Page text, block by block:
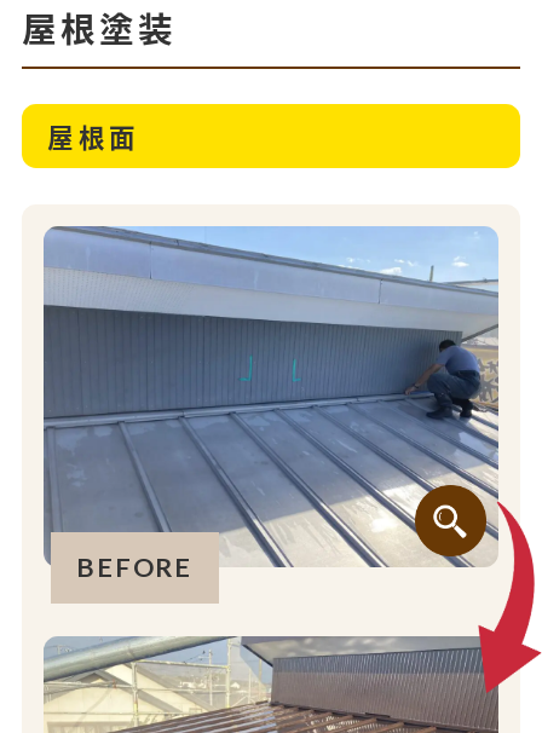
屋根塗装
屋根面
BEFORE